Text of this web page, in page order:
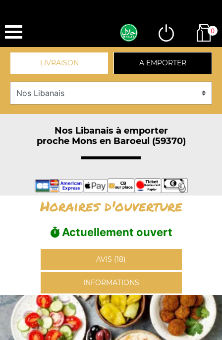
0
LIVRAISON A EMPORTER
Nos Libanais à emporter
proche Mons en Baroeul (59370)
Horaires d'ouverture
Actuellement ouvert
AVIS (18)
INFORMATIONS